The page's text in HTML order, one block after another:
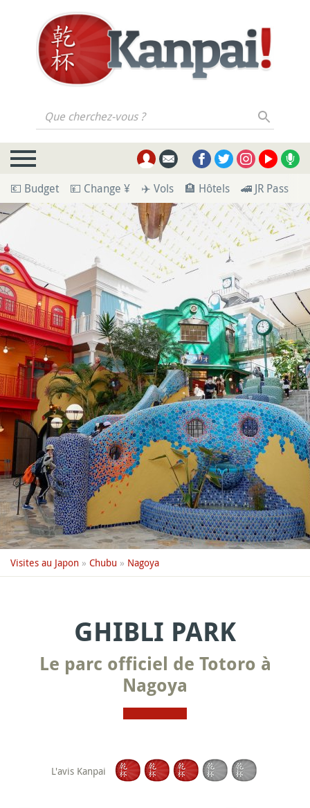
Que cherchez-vous ?
💶 Budget 💴 Change ¥ ✈️ Vols 🏨 Hôtels 🚄 JR Pass
Visites au Japon » Chubu » Nagoya
GHIBLI PARK
Le parc officiel de Totoro à
Nagoya
L'avis Kanpai